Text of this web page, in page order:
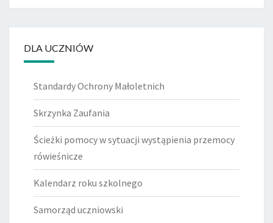
DLA UCZNIÓW
Standardy Ochrony Małoletnich
Skrzynka Zaufania
Ścieżki pomocy w sytuacji wystąpienia przemocy
rówieśnicze
Kalendarz roku szkolnego
Samorząd uczniowski